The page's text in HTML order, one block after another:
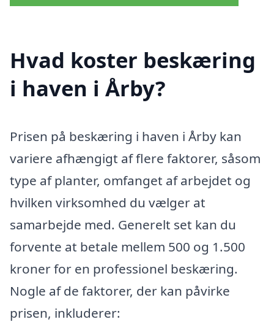
Hvad koster beskæring
i haven i Årby?
Prisen på beskæring i haven i Årby kan
variere afhængigt af flere faktorer, såsom
type af planter, omfanget af arbejdet og
hvilken virksomhed du vælger at
samarbejde med. Generelt set kan du
forvente at betale mellem 500 og 1.500
kroner for en professionel beskæring.
Nogle af de faktorer, der kan påvirke
prisen, inkluderer: